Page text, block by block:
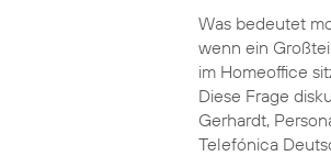
Was bedeutet
wenn ein
im Homeoffice
Diese Frage
Gerhardt,
Telefónica